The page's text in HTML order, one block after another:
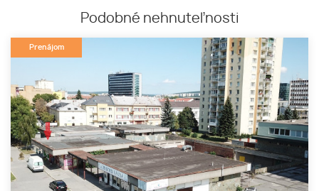
Podobné nehnuteľnosti
Prenájom